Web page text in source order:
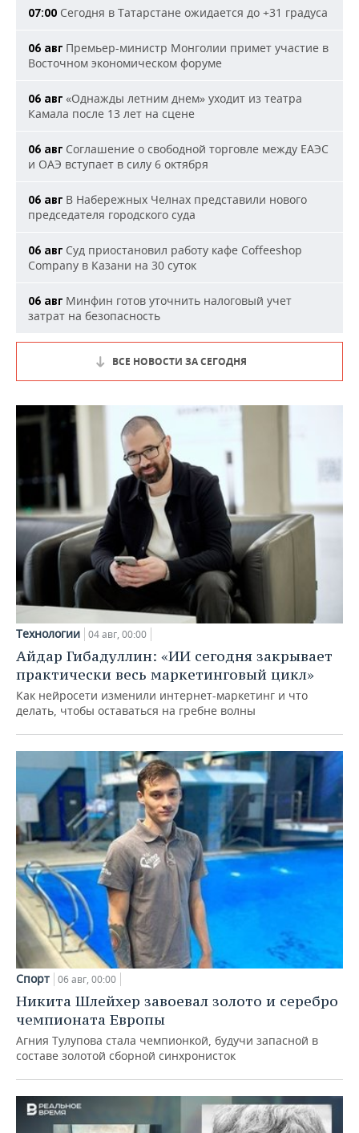
07:00 Сегодня в Татарстане ожидается до +31 градуса
06 авг Премьер-министр Монголии примет участие в
Восточном экономическом форуме
06 авг «Однажды летним днем» уходит из театра
Камала после 13 лет на сцене
06 авг Соглашение о свободной торговле между ЕАЭС
и ОАЭ вступает в силу 6 октября
06 авг В Набережных Челнах представили нового
председателя городского суда
06 авг Суд приостановил работу кафе Coffeeshop
Company в Казани на 30 суток
06 авг Минфин готов уточнить налоговый учет
затрат на безопасность
ВСЕ НОВОСТИ ЗА СЕГОДНЯ
Технологии 04 авг, 00:00
Айдар Гибадуллин: «ИИ сегодня закрывает
практически весь маркетинговый цикл»
Как нейросети изменили интернет-маркетинг и что
делать, чтобы оставаться на гребне волны
Спорт 06 авг, 00:00
Никита Шлейхер завоевал золото и серебро
чемпионата Европы
Агния Тулупова стала чемпионкой, будучи запасной в
составе золотой сборной синхронисток